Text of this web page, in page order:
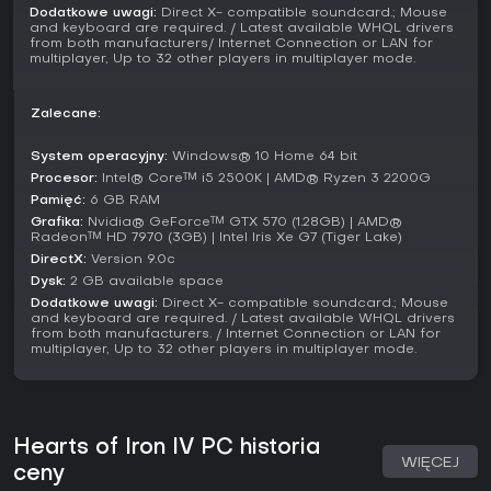
warunkach zwycięstwa, np. kapitulacji mocarstw czy
opanowaniu kluczowych terytoriów.
mocarstwa typu Germany, United Kingdom, United States i
Soviet Union oraz mniejsze kraje z Europy, Azji i innych
regionów, każdy z unikalnymi fokúsami narodowymi i
warunkami startowymi. Główne systemy to drzewko
technologii do badania doktryn i sprzętu, przydzielanie
fabryk do produkcji czołgów, samolotów czy okrętów oraz
mechanika political power, dzięki której mianujesz ministrów
lub wprowadzasz prawa wzmacniające stabilność i
poparcie dla wojny.
Aktualizacje udoskonaliły te elementy, dodając zarządzanie
paliwem dla realistycznych ograniczeń zasobów i
naprawiające desync w multiplayerze, choć niektórzy
gracze zgłaszają crashe podczas długich sesji.
Dodatkowe uwagi: Direct X- compatible soundcard.; Mouse
and keyboard are required. / Latest available WHQL drivers
from both manufacturers/ Internet Connection or LAN for
multiplayer, Up to 32 other players in multiplayer mode.
Zalecane:
System operacyjny: Windows® 10 Home 64 bit
Procesor: Intel® Core™ i5 2500K | AMD® Ryzen 3 2200G
Pamięć: 6 GB RAM
Grafika: Nvidia® GeForce™ GTX 570 (1.28GB) | AMD®
Radeon™ HD 7970 (3GB) | Intel Iris Xe G7 (Tiger Lake)
DirectX: Version 9.0c
Dysk: 2 GB available space
Dodatkowe uwagi: Direct X- compatible soundcard.; Mouse
and keyboard are required. / Latest available WHQL drivers
from both manufacturers. / Internet Connection or LAN for
multiplayer, Up to 32 other players in multiplayer mode.
Hearts of Iron IV PC historia
ceny
WIĘCEJ